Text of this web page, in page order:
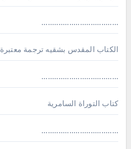
....................................
الكتاب المقدس بشقيه ترجمة معتبرة
....................................
كتاب التوراة السامرية
....................................